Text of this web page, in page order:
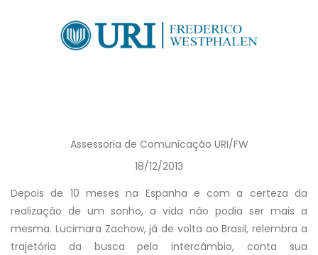
Assessoria de Comunicação URI/FW
18/12/2013
Depois de 10 meses na Espanha e com a certeza da
realização de um sonho, a vida não podia ser mais a
mesma. Lucimara Zachow, já de volta ao Brasil, relembra a
trajetória da busca pelo intercâmbio, conta sua